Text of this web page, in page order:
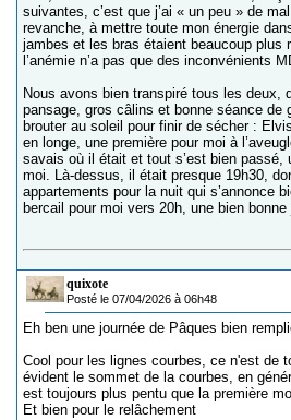
suivantes, c’est que j’ai « un peu » de
revanche, à mettre toute mon énergie
jambes et les bras étaient beaucoup
l’anémie n’a pas que des inconvénients
Nous avons bien transpiré tous les deux,
pansage, gros câlins et bonne séance de
brouter au soleil pour finir de sécher :
en longe, une première pour moi à
savais où il était et tout s’est bien passé,
moi. Là-dessus, il était presque 19h30,
appartements pour la nuit qui s’annonce
bercail pour moi vers 20h, une bien bonne
quixote
Posté le 07/04/2026 à 06h48
Eh ben une journée de Pâques bien
Cool pour les lignes courbes, ce n'est de
évident le sommet de la courbes, en
est toujours plus pentu que la première
Et bien pour le relâchement